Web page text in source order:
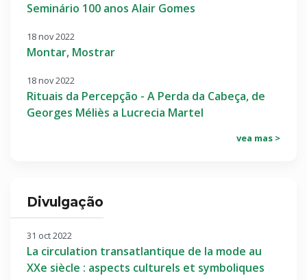
Seminário 100 anos Alair Gomes
18 nov 2022
Montar, Mostrar
18 nov 2022
Rituais da Percepção - A Perda da Cabeça, de
Georges Méliès a Lucrecia Martel
vea mas >
Divulgação
31 oct 2022
La circulation transatlantique de la mode au
XXe siècle : aspects culturels et symboliques